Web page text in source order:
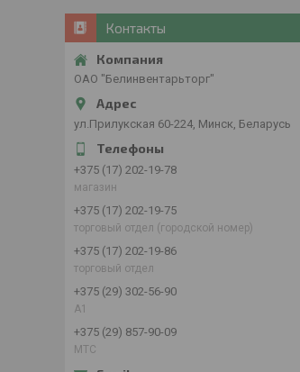
Контакты
ОАО "Белинвентарьторг"
ул.Прилукская 60-224, Минск, Беларусь
+375 (17) 202-19-78
магазин
+375 (17) 202-19-75
торговый отдел (городской номер)
+375 (17) 202-19-86
торговый отдел
+375 (29) 302-56-90
А1
+375 (29) 857-90-09
МТС